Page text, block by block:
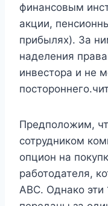
финансовым
акции,
прибылях). За
наделения
инвестора и не
Предположим,
сотрудником
опцион на
работодателя,
ABC. Однако